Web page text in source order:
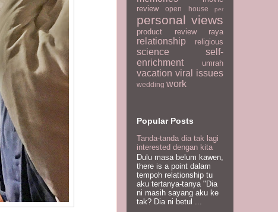
review
open house per
personal views
product review raya
relationship religious
science
self-
enrichment
umrah
vacation viral issues
wedding work
Popular Posts
Tanda-tanda dia tak lagi
interested dengan kita
Dulu masa belum kawen,
there is a point dalam
tempoh relationship tu
aku tertanya-tanya "Dia
ni masih sayang aku ke
tak? Dia ni betul ...